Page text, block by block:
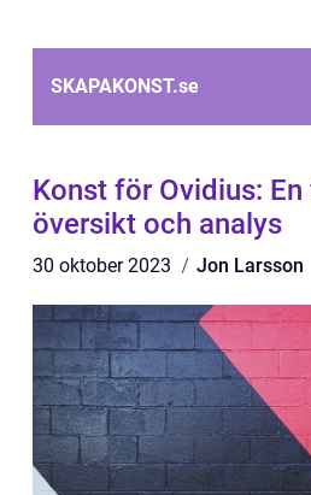
SKAPAKONST.se
Konst för Ovidius:
översikt och analys
30 oktober 2023 Jon Larsson